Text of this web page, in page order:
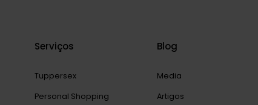
Serviços
Tuppersex
Personal Shopping
Blog
Media
Artigos